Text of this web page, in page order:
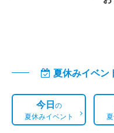
夏休みイベン
今日の
夏休みイベント